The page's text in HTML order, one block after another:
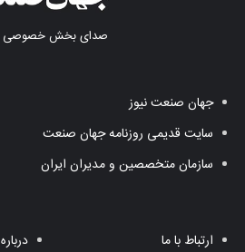
صدای بخش خصوصی
جهان صنعت نیوز
سایت قدیمی روزنامه جهان صنعت
سازمان متخصصین و مدیران ایران
ارتباط با ما